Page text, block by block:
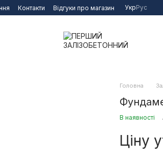
Контакти Відгуки про магазин УкрРус
Головна
В наявності
Ціну